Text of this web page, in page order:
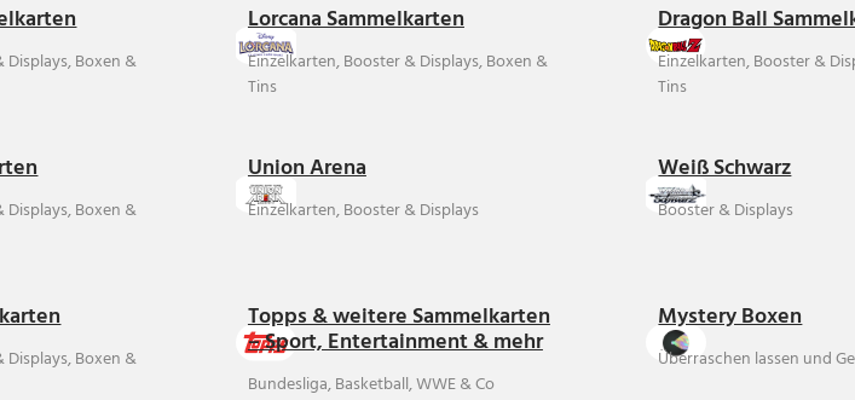
Displays, Boxen &
Lorcana Sammelkarten
Einzelkarten, Booster & Displays, Boxen &
Tins
Dragon Ball
Einzelkarten, Booster &
Tins
Displays, Boxen &
Union Arena
Einzelkarten, Booster & Displays
Weiß Schwarz
Booster & Displays
Displays, Boxen &
Topps & weitere Sammelkarten
– Sport, Entertainment & mehr
Bundesliga, Basketball, WWE & Co
Mystery Boxen
Überraschen lassen und